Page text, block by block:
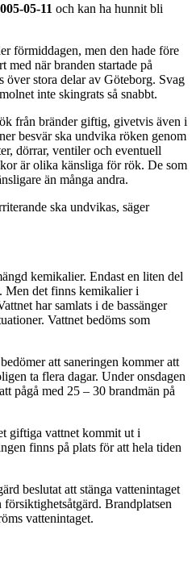
05-11 och kan ha hunnit bli
förmiddagen, men den hade före
när branden startade på
över stora delar av Göteborg. Svag
inte skingrats så snabbt.
från bränder giftig, givetvis även i
besvär ska undvika röken genom
dörrar, ventiler och eventuell
är olika känsliga för rök. De som
än många andra.
ska undvikas, säger
kemikalier. Endast en liten del
Men det finns kemikalier i
har samlats i de bassänger
Vattnet bedöms som
att saneringen kommer att
ta flera dagar. Under onsdagen
pågå med 25 – 30 brandmän på
giftiga vattnet kommit ut i
finns på plats för att hela tiden
beslutat att stänga vattenintaget
Brandplatsen
vattenintaget.